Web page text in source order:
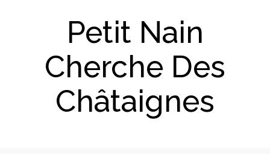
Petit Nain
Cherche Des
Châtaignes